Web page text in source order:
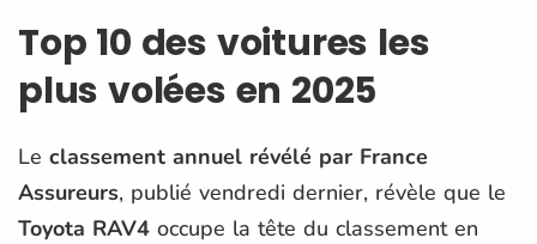
Top 10 des voitures les
plus volées en 2025
Le classement annuel révélé par France
Assureurs, publié vendredi dernier, révèle que le
Toyota RAV4 occupe la tête du classement en